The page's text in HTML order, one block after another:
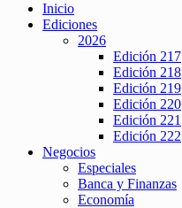
Inicio
Ediciones
2026
Edición 217
Edición 218
Edición 219
Edición 220
Edición 221
Edición 222
Negocios
Especiales
Banca y Finanzas
Economía